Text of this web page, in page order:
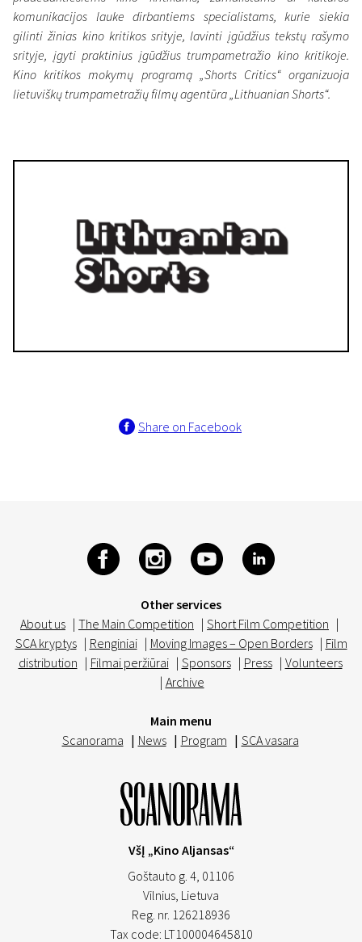
komunikacijos lauke dirbantiems specialistams, kurie siekia
gilinti žinias kino kritikos srityje, lavinti įgūdžius tekstų rašymo
srityje, įgyti praktinius įgūdžius trumpametražio kino kritikoje.
Kino kritikos mokymų programą „Shorts Critics“ organizuoja
lietuviškų trumpametražių filmų agentūra „Lithuanian Shorts“.
Share on Facebook
Other services
About us | The Main Competition | Short Film Competition |
SCA kryptys | Renginiai | Moving Images – Open Borders | Film
distribution | Filmai peržiūrai | Sponsors | Press | Volunteers
| Archive
Main menu
Scanorama | News | Program | SCA vasara
VšĮ „Kino Aljansas“
Goštauto g. 4, 01106
Vilnius, Lietuva
Reg. nr. 126218936
Tax code: LT100004645810